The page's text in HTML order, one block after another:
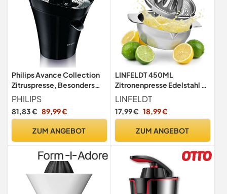
Philips Avance Collection
Zitruspresse, Besonders
leiser Motor,
Staubabdeckung, Tropf-
Stopp, Schwarz
PHILIPS
81,83 € 89,99 €
ZUM ANGEBOT
LINFELDT 450ML
Zitronenpresse Edelstahl -
Orangen & Limetten -
Rostfrei &
Spülmaschinenfest - fängt
16,7B x 13,5H cm
LINFELDT
17,99 € 18,99 €
ZUM ANGEBOT